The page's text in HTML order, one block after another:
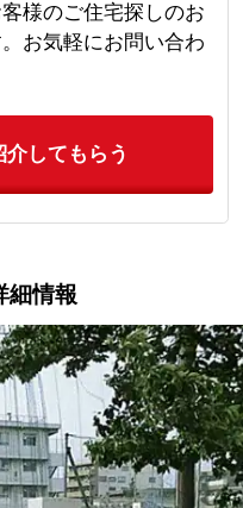
様のご住宅探しのお
お気軽にお問い合わ
してもらう
細情報